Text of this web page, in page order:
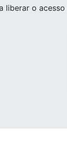
liberar o acesso